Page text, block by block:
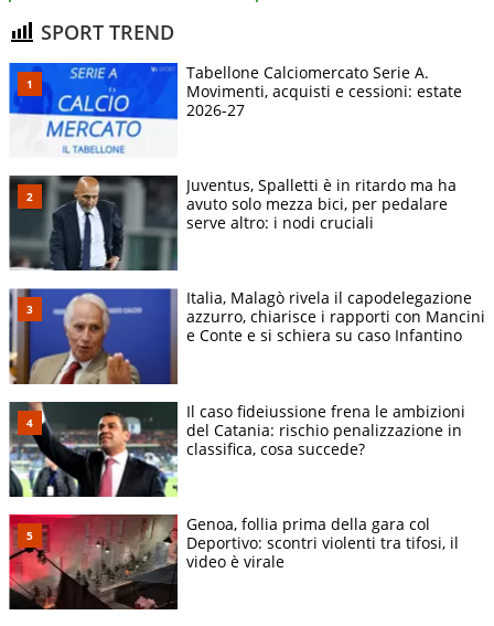
SPORT TREND
Tabellone Calciomercato Serie A.
Movimenti, acquisti e cessioni: estate
2026-27
Juventus, Spalletti è in ritardo ma ha
avuto solo mezza bici, per pedalare
serve altro: i nodi cruciali
Italia, Malagò rivela il capodelegazione
azzurro, chiarisce i rapporti con Mancini
e Conte e si schiera su caso Infantino
Il caso fideiussione frena le ambizioni
del Catania: rischio penalizzazione in
classifica, cosa succede?
Genoa, follia prima della gara col
Deportivo: scontri violenti tra tifosi, il
video è virale